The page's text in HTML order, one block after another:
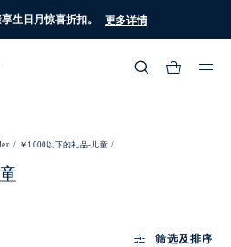
生日月惊喜折扣。 更多详情
/ ￥1000以下的礼品-儿童 /
筛选及排序